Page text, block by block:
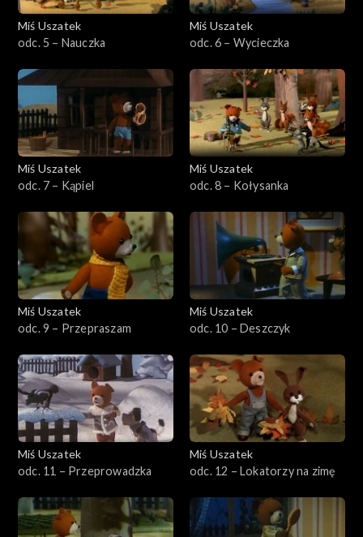
Miś Uszatek
odc. 5 – Nauczka
Miś Uszatek
odc. 6 – Wycieczka
Miś Uszatek
odc. 7 – Kąpiel
Miś Uszatek
odc. 8 – Kołysanka
Miś Uszatek
odc. 9 – Przepraszam
Miś Uszatek
odc. 10 – Deszczyk
Miś Uszatek
odc. 11 – Przeprowadzka
Miś Uszatek
odc. 12 – Lokatorzy na zimę